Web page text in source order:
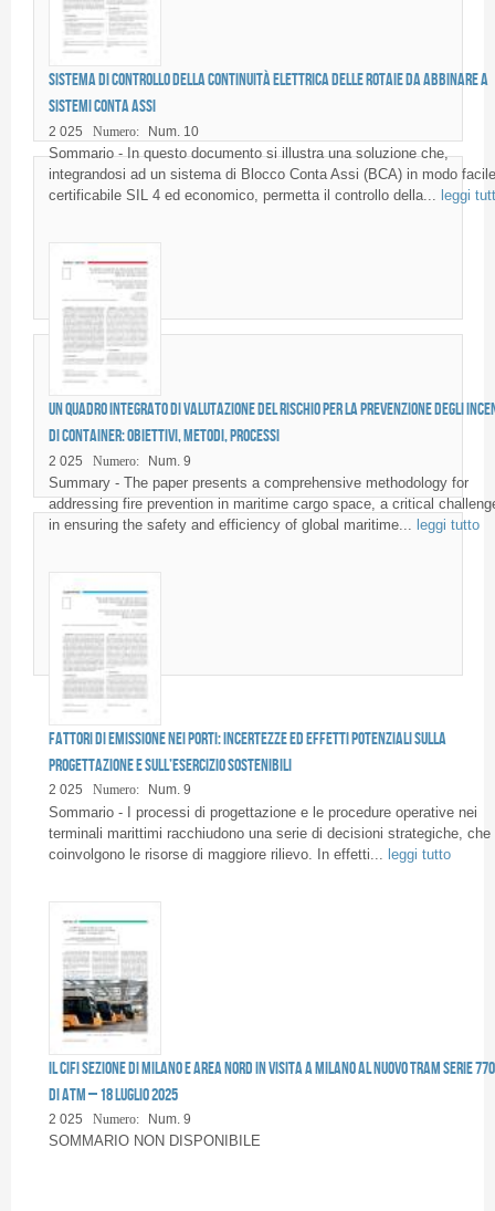
Sistema di controllo della continuità elettrica delle rotaie da abbinare a
sistemi conta assi
2 025 Numero: Num. 10
Sommario - In questo documento si illustra una soluzione che,
integrandosi ad un sistema di Blocco Conta Assi (BCA) in modo
certificabile SIL 4 ed economico, permetta il controllo della... leggi
Un quadro integrato di valutazione del rischio per la prevenzione degli
di container: obiettivi, metodi, processi
2 025 Numero: Num. 9
Summary - The paper presents a comprehensive methodology for
addressing fire prevention in maritime cargo space, a critical
in ensuring the safety and efficiency of global maritime...
leggi tutto
Fattori di emissione nei porti: incertezze ed effetti potenziali sulla
progettazione e sull’esercizio sostenibili
2 025 Numero: Num. 9
Sommario - I processi di progettazione e le procedure operative nei
terminali marittimi racchiudono una serie di decisioni strategiche, che
coinvolgono le risorse di maggiore rilievo. In effetti... leggi tutto
Il CIFI Sezione di Milano e Area Nord in visita a Milano al nuovo tram serie
di ATM – 18 luglio 2025
2 025 Numero: Num. 9
SOMMARIO NON DISPONIBILE